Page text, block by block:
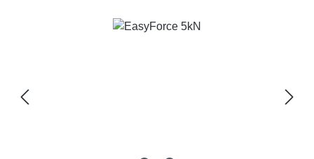
Bildergalerie überspringen